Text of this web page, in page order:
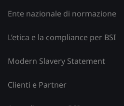
Ente nazionale di normazione
L’etica e la compliance per BSI
Modern Slavery Statement
Clienti e Partner